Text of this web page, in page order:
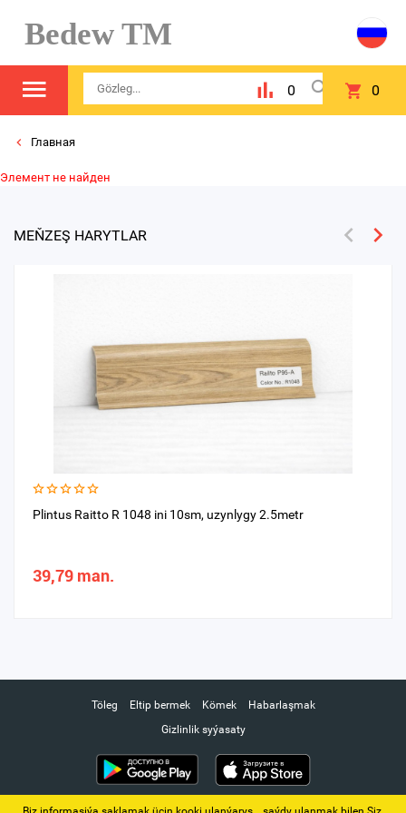
Bedew TM
0 0
Главная
Элемент не найден
MEŇZEŞ HARYTLAR
Plintus Raitto R 1048 ini 10sm, uzynlygy 2.5metr
39,79 man.
Töleg Eltip bermek Kömek
Habarlaşmak
Gizlinlik syýasaty